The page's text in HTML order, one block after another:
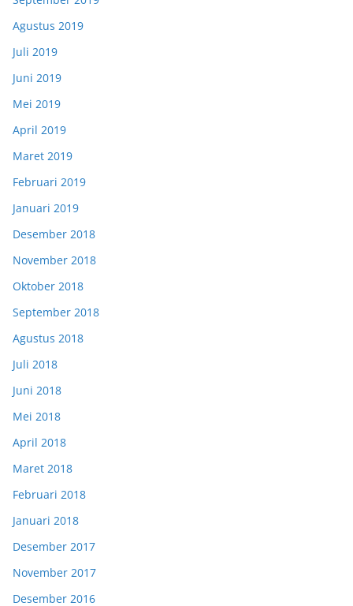
Agustus 2019
Juli 2019
Juni 2019
Mei 2019
April 2019
Maret 2019
Februari 2019
Januari 2019
Desember 2018
November 2018
Oktober 2018
September 2018
Agustus 2018
Juli 2018
Juni 2018
Mei 2018
April 2018
Maret 2018
Februari 2018
Januari 2018
Desember 2017
November 2017
Desember 2016